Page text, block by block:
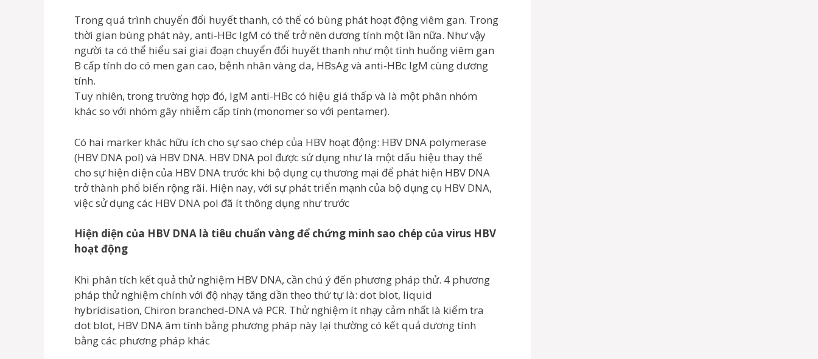
Trong quá trình chuyển đổi huyết thanh, có thể có bùng phát hoạt động viêm gan. Trong
thời gian bùng phát này, anti-HBc IgM có thể trở nên dương tính một lần nữa. Như vậy
người ta có thể hiểu sai giai đoạn chuyển đổi huyết thanh như một tình huống viêm gan
B cấp tính do có men gan cao, bệnh nhân vàng da, HBsAg và anti-HBc IgM cùng dương
tính.
Tuy nhiên, trong trường hợp đó, IgM anti-HBc có hiệu giá thấp và là một phân nhóm
khác so với nhóm gây nhiễm cấp tính (monomer so với pentamer).
Có hai marker khác hữu ích cho sự sao chép của HBV hoạt động: HBV DNA polymerase
(HBV DNA pol) và HBV DNA. HBV DNA pol được sử dụng như là một dấu hiệu thay thế
cho sự hiện diện của HBV DNA trước khi bộ dụng cụ thương mại để phát hiện HBV DNA
trở thành phổ biến rộng rãi. Hiện nay, với sự phát triển mạnh của bộ dụng cụ HBV DNA,
việc sử dụng các HBV DNA pol đã ít thông dụng như trước
Hiện diện của HBV DNA là tiêu chuẩn vàng để chứng minh sao chép của virus HBV
hoạt động
Khi phân tích kết quả thử nghiệm HBV DNA, cần chú ý đến phương pháp thử. 4 phương
pháp thử nghiệm chính với độ nhạy tăng dần theo thứ tự là: dot blot, liquid
hybridisation, Chiron branched-DNA và PCR. Thử nghiệm ít nhạy cảm nhất là kiểm tra
dot blot, HBV DNA âm tính bằng phương pháp này lại thường có kết quả dương tính
bằng các phương pháp khác